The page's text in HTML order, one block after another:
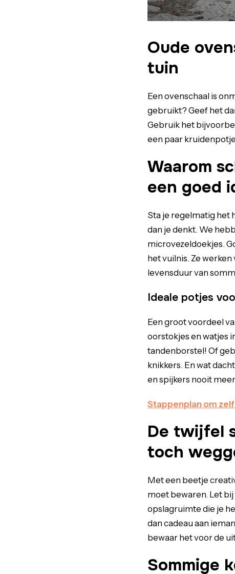
Oude
tuin
Een ovenschaal is
gebruikt? Geef het
Gebruik het
een paar
Waarom
een goed
Sta je regelmatig het
dan je denkt. We
microvezeldoekjes.
het vuilnis. Ze
levensduur van
Ideale potjes
Een groot voordeel
oorstokjes en watjes
tandenborstel! Of
knikkers. En wat
en spijkers nooit
Stappenplan om
De twijfel
toch
Met een beetje
moet bewaren. Let
opslagruimte die je
dan cadeau aan
bewaar het voor de
Sommige